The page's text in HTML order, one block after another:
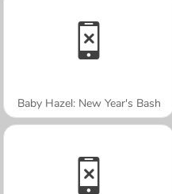
Baby Hazel: New Year's Bash